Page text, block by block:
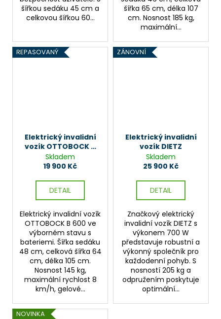
šířkou sedáku 45 cm a
celkovou šířkou 60...
šířka 65 cm, délka 107
cm. Nosnost 185 kg,
maximální...
REPASOVANÝ
Elektrický invalidní
vozík OTTOBOCK B
500 S
Skladem
19 900 Kč
DETAIL
Elektrický invalidní vozík
OTTOBOCK B 600 ve
výborném stavu s
bateriemi. Šířka sedáku
48 cm, celková šířka 64
cm, délka 105 cm.
Nosnost 145 kg,
maximální rychlost 8
km/h, gelové...
ZÁNOVNÍ
Elektrický invalidní
vozík DIETZ
Skladem
25 900 Kč
DETAIL
Značkový elektrický
invalidní vozík DIETZ s
výkonem 700 W
představuje robustní a
výkonný společník pro
každodenní pohyb. S
nosností 205 kg a
odpružením poskytuje
optimální...
NOVINKA